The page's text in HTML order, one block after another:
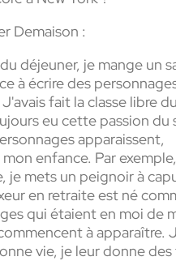
Demaison :
déjeuner, je mange un
à écrire des
fait la classe libre
eu cette passion du
apparaissent,
enfance. Par
je mets un peignoir à
en retraite est né
qui étaient en moi de
à apparaître.
vie, je leur donne